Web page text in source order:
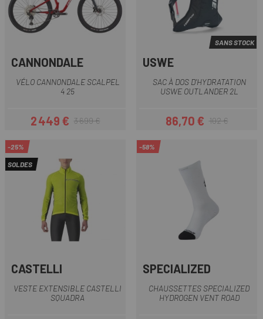
CANNONDALE
VÉLO CANNONDALE SCALPEL
4 25
Prix
2 449 €Prix habituel
3 699 €
SANS STOCK
USWE
SAC À DOS D'HYDRATATION
USWE OUTLANDER 2L
Prix
86,70 €Prix habituel
102 €
-25%
SOLDES
CASTELLI
VESTE EXTENSIBLE CASTELLI
SQUADRA
-58%
SPECIALIZED
CHAUSSETTES SPECIALIZED
HYDROGEN VENT ROAD